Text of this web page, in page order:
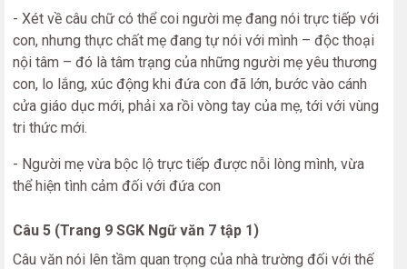
- Xét về câu chữ có thể coi người mẹ đang nói trực tiếp với
con, nhưng thực chất mẹ đang tự nói với mình – độc thoại
nội tâm – đó là tâm trạng của những người mẹ yêu thương
con, lo lắng, xúc động khi đứa con đã lớn, bước vào cánh
cửa giáo dục mới, phải xa rồi vòng tay của mẹ, tới với vùng
tri thức mới.
- Người mẹ vừa bộc lộ trực tiếp được nỗi lòng mình, vừa
thể hiện tình cảm đối với đứa con
Câu 5 (Trang 9 SGK Ngữ văn 7 tập 1)
Câu văn nói lên tầm quan trọng của nhà trường đối với thế